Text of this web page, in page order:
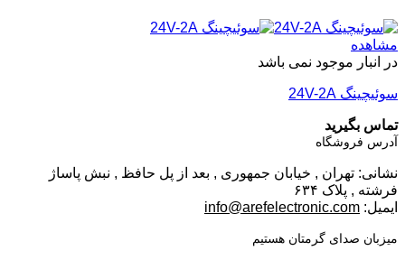
مشاهده
در انبار موجود نمی باشد
سوئیچینگ 24V-2A
تماس بگیرید
آدرس فروشگاه
نشانی: تهران , خیابان جمهوری , بعد از پل حافظ , نبش پاساژ
فرشته , پلاک ۶۳۴
ایمیل: info@arefelectronic.com
میزبان صدای گرمتان هستیم